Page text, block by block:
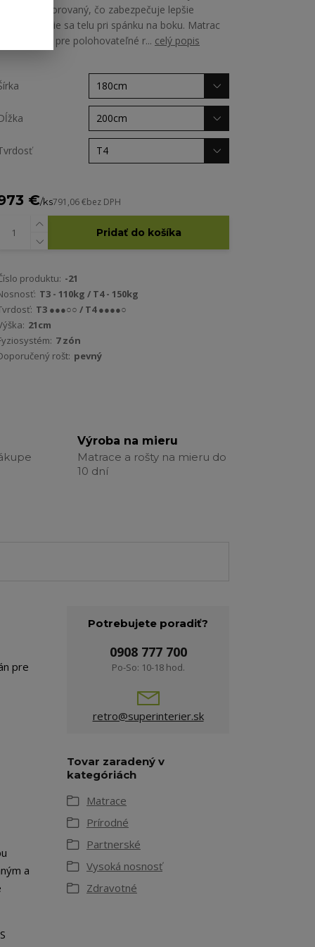
priečne perforovaný, čo zabezpečuje lepšie
prispôsobenie sa telu pri spánku na boku. Matrac
je vhodný aj pre polohovateľné r... celý popis
€/ks791,06 €bez DPH
Pridať do košíka
produktu: -21
T3 - 110kg / T4 - 150kg
T3 ●●●○○ / T4 ●●●●○
21cm
7 zón
rošt: pevný
Výroba na mieru
Matrace a rošty na mieru do
10 dní
pre
a
Potrebujete poradiť?
0908 777 700
Po-So: 10-18 hod.
retro@superinterier.sk
Tovar zaradený v
kategóriách
Matrace
Prírodné
Partnerské
Vysoká nosnosť
Zdravotné